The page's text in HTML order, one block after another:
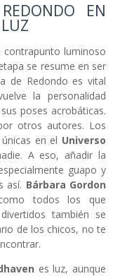
EN
contrapunto luminoso
se resume en ser
de Redondo es vital
la personalidad
poses acrobáticas.
otros autores. Los
en el Universo
A eso, añadir la
guapo y
así. Bárbara Gordon
todos los que
también se
de los chicos, no te
es luz, aunque